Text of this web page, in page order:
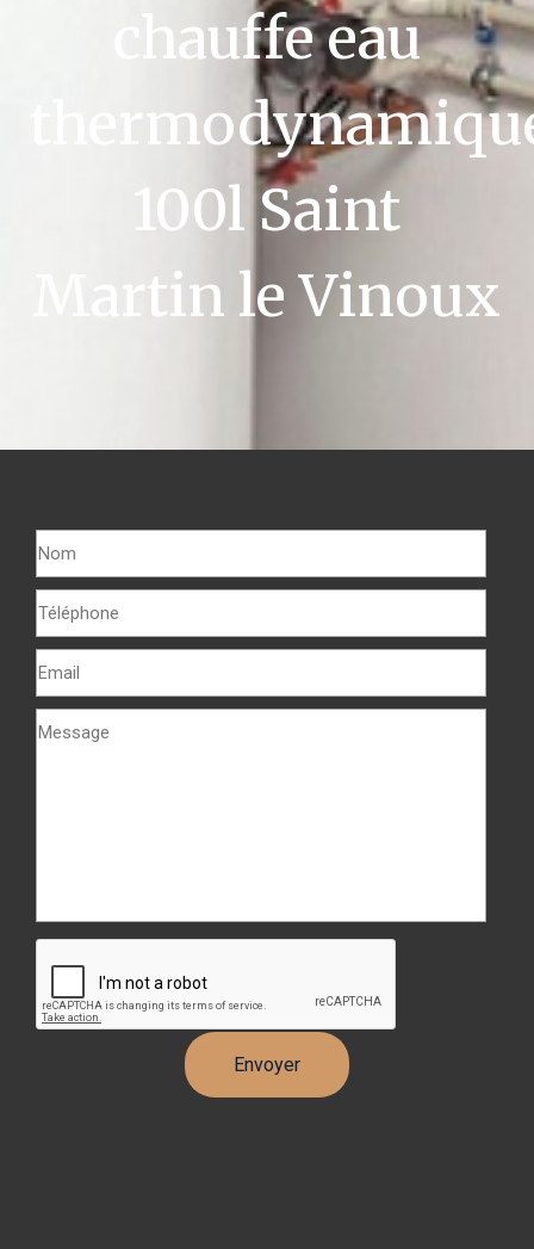
chauffe eau
100l Saint
Martin le Vinoux